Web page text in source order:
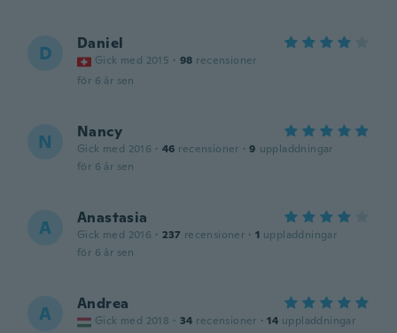
D Daniel
Gick med 2015 · 98 recensioner
för 6 år sen
N Nancy
Gick med 2016 · 46 recensioner · 9 uppladdningar
för 6 år sen
A Anastasia
Gick med 2016 · 237 recensioner · 1 uppladdningar
för 6 år sen
A Andrea
Gick med 2018 · 34 recensioner · 14 uppladdningar